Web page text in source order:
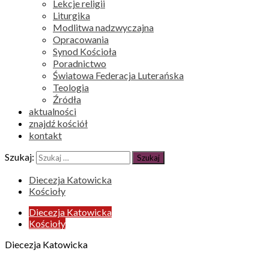
Lekcje religii
Liturgika
Modlitwa nadzwyczajna
Opracowania
Synod Kościoła
Poradnictwo
Światowa Federacja Luterańska
Teologia
Źródła
aktualności
znajdź kościół
kontakt
Szukaj:
Diecezja Katowicka
Kościoły
Diecezja Katowicka
Kościoły
Diecezja Katowicka